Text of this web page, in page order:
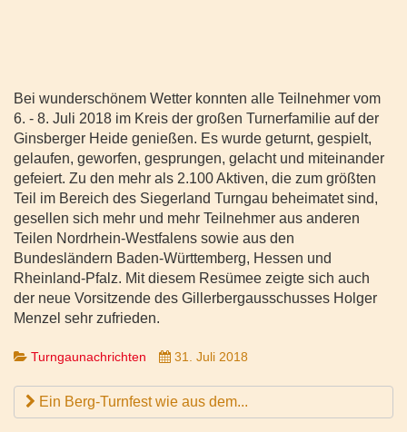
Bei wunderschönem Wetter konnten alle Teilnehmer vom
6. - 8. Juli 2018 im Kreis der großen Turnerfamilie auf der
Ginsberger Heide genießen. Es wurde geturnt, gespielt,
gelaufen, geworfen, gesprungen, gelacht und miteinander
gefeiert. Zu den mehr als 2.100 Aktiven, die zum größten
Teil im Bereich des Siegerland Turngau beheimatet sind,
gesellen sich mehr und mehr Teilnehmer aus anderen
Teilen Nordrhein-Westfalens sowie aus den
Bundesländern Baden-Württemberg, Hessen und
Rheinland-Pfalz. Mit diesem Resümee zeigte sich auch
der neue Vorsitzende des Gillerbergausschusses Holger
Menzel sehr zufrieden.
Turngaunachrichten 31. Juli 2018
Ein Berg-Turnfest wie aus dem...